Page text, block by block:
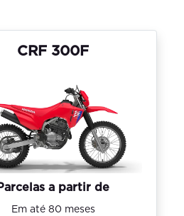
CRF 300F
Parcelas a partir de
Em até 80 meses